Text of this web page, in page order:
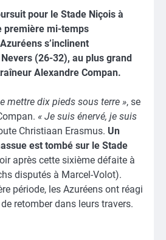
pour le Stade Niçois à
première mi-temps
s’inclinent
(26-32), au plus grand
Alexandre Compan.
mettre dix pieds sous terre », se
« Je suis énervé, je suis
Christiaan Erasmus. Un
est tombé sur le Stade
après cette sixième défaite à
disputés à Marcel-Volot).
période, les Azuréens ont réagi
retomber dans leurs travers.